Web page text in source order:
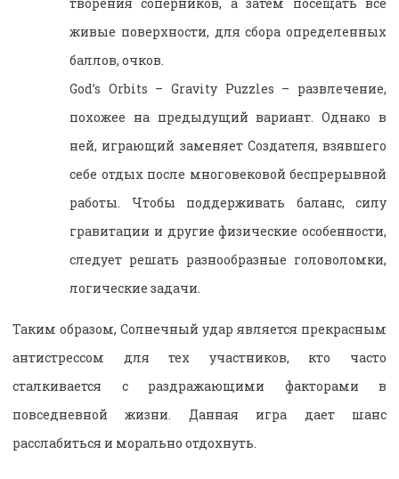
живые поверхности, для сбора определенных
баллов, очков.
God’s Orbits – Gravity Puzzles – развлечение,
похожее на предыдущий вариант. Однако в
ней, играющий заменяет Создателя, взявшего
себе отдых после многовековой беспрерывной
работы. Чтобы поддерживать баланс, силу
гравитации и другие физические особенности,
следует решать разнообразные головоломки,
логические задачи.
Таким образом, Солнечный удар является прекрасным
антистрессом для тех участников, кто часто
сталкивается с раздражающими факторами в
повседневной жизни. Данная игра дает шанс
расслабиться и морально отдохнуть.